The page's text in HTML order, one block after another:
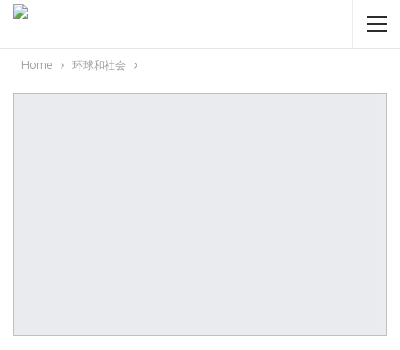
Home 环球和社会